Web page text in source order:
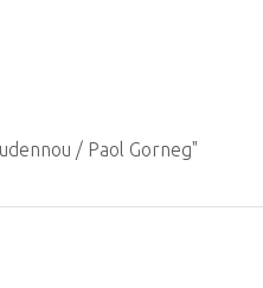
/ Paol Gorneg"